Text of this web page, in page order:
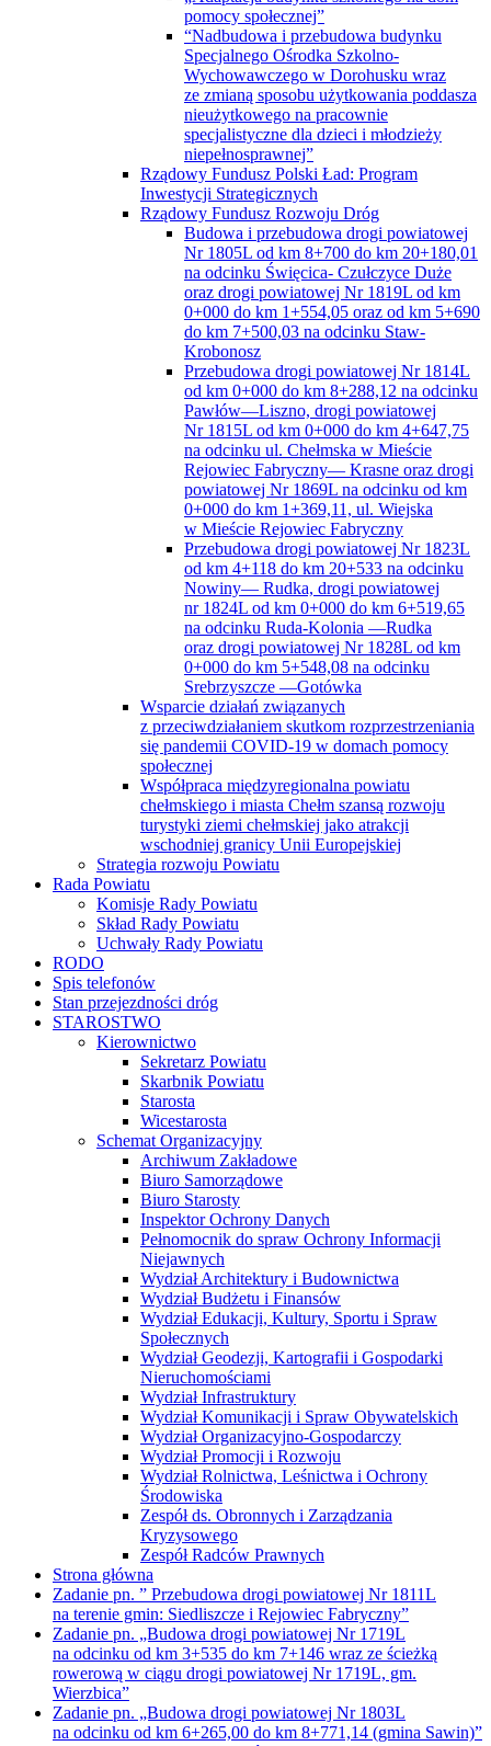
pomocy społecznej”
“Nadbudowa i przebudowa budynku
Specjalnego Ośrodka Szkolno-
Wychowawczego w Dorohusku wraz
ze zmianą sposobu użytkowania poddasza
nieużytkowego na pracownie
specjalistyczne dla dzieci i młodzieży
niepełnosprawnej”
Rządowy Fundusz Polski Ład: Program
Inwestycji Strategicznych
Rządowy Fundusz Rozwoju Dróg
Budowa i przebudowa drogi powiatowej
Nr 1805L od km 8+700 do km 20+180,01
na odcinku Święcica- Czułczyce Duże
oraz drogi powiatowej Nr 1819L od km
0+000 do km 1+554,05 oraz od km 5+690
do km 7+500,03 na odcinku Staw-
Krobonosz
Przebudowa drogi powiatowej Nr 1814L
od km 0+000 do km 8+288,12 na odcinku
Pawłów—Liszno, drogi powiatowej
Nr 1815L od km 0+000 do km 4+647,75
na odcinku ul. Chełmska w Mieście
Rejowiec Fabryczny— Krasne oraz drogi
powiatowej Nr 1869L na odcinku od km
0+000 do km 1+369,11, ul. Wiejska
w Mieście Rejowiec Fabryczny
Przebudowa drogi powiatowej Nr 1823L
od km 4+118 do km 20+533 na odcinku
Nowiny— Rudka, drogi powiatowej
nr 1824L od km 0+000 do km 6+519,65
na odcinku Ruda-Kolonia —Rudka
oraz drogi powiatowej Nr 1828L od km
0+000 do km 5+548,08 na odcinku
Srebrzyszcze —Gotówka
Wsparcie działań związanych
z przeciwdziałaniem skutkom rozprzestrzeniania
się pandemii COVID-19 w domach pomocy
społecznej
Współpraca międzyregionalna powiatu
chełmskiego i miasta Chełm szansą rozwoju
turystyki ziemi chełmskiej jako atrakcji
wschodniej granicy Unii Europejskiej
Strategia rozwoju Powiatu
Rada Powiatu
Komisje Rady Powiatu
Skład Rady Powiatu
Uchwały Rady Powiatu
RODO
Spis telefonów
Stan przejezdności dróg
STAROSTWO
Kierownictwo
Sekretarz Powiatu
Skarbnik Powiatu
Starosta
Wicestarosta
Schemat Organizacyjny
Archiwum Zakładowe
Biuro Samorządowe
Biuro Starosty
Inspektor Ochrony Danych
Pełnomocnik do spraw Ochrony Informacji
Niejawnych
Wydział Architektury i Budownictwa
Wydział Budżetu i Finansów
Wydział Edukacji, Kultury, Sportu i Spraw
Społecznych
Wydział Geodezji, Kartografii i Gospodarki
Nieruchomościami
Wydział Infrastruktury
Wydział Komunikacji i Spraw Obywatelskich
Wydział Organizacyjno-Gospodarczy
Wydział Promocji i Rozwoju
Wydział Rolnictwa, Leśnictwa i Ochrony
Środowiska
Zespół ds. Obronnych i Zarządzania
Kryzysowego
Zespół Radców Prawnych
Strona główna
Zadanie pn. ” Przebudowa drogi powiatowej Nr 1811L
na terenie gmin: Siedliszcze i Rejowiec Fabryczny”
Zadanie pn. „Budowa drogi powiatowej Nr 1719L
na odcinku od km 3+535 do km 7+146 wraz ze ścieżką
rowerową w ciągu drogi powiatowej Nr 1719L, gm.
Wierzbica”
Zadanie pn. „Budowa drogi powiatowej Nr 1803L
na odcinku od km 6+265,00 do km 8+771,14 (gmina Sawin)”